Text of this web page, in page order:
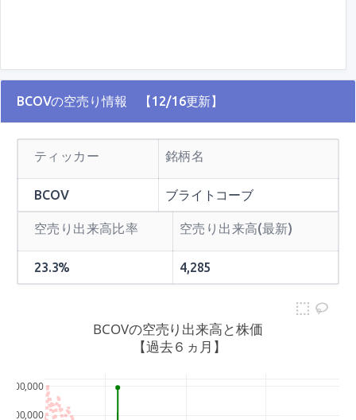
BCOVの空売り情報 【12/16更新】
ティッカー 銘柄名
BCOV ブライトコーブ
空売り出来高比率 空売り出来高(最新)
23.3% 4,285
600,000
700,000
BCOVの空売り出来高と株価
【過去６ヵ月】